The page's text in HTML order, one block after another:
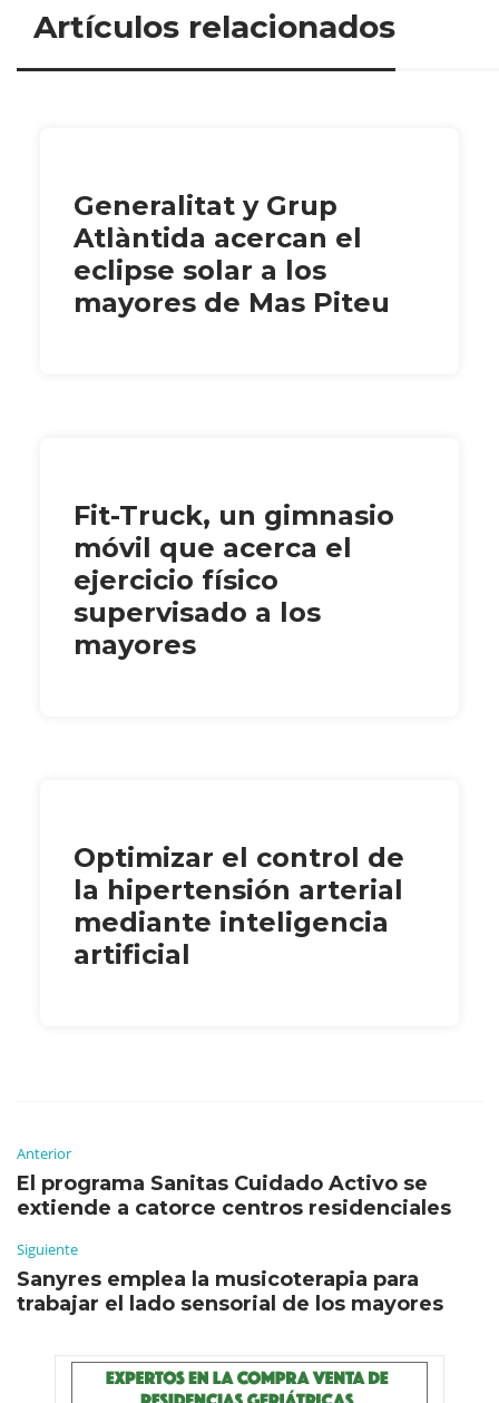
Artículos relacionados
Generalitat y Grup
Atlàntida acercan el
eclipse solar a los
mayores de Mas Piteu
Fit-Truck, un gimnasio
móvil que acerca el
ejercicio físico
supervisado a los
mayores
Optimizar el control de
la hipertensión arterial
mediante inteligencia
artificial
Anterior
El programa Sanitas Cuidado Activo se
extiende a catorce centros residenciales
Siguiente
Sanyres emplea la musicoterapia para
trabajar el lado sensorial de los mayores